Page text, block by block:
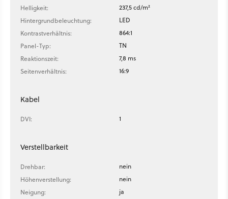
Helligkeit:
237,5 cd/m²
Hintergrundbeleuchtung:
LED
Kontrastverhältnis:
864:1
Panel-Typ:
TN
Reaktionszeit:
7,8 ms
Seitenverhältnis:
16:9
Kabel
DVI: 1
Verstellbarkeit
Drehbar:
nein
Höhenverstellung:
nein
Neigung:
ja